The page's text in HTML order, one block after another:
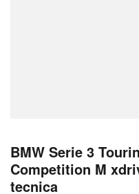
BMW Serie 3
Competition M
tecnica